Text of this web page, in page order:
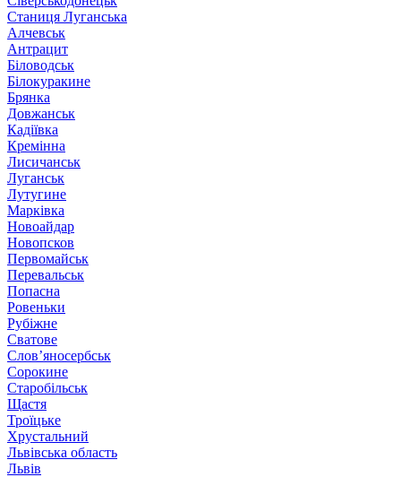
Станиця Луганська
Алчевськ
Антрацит
Біловодськ
Білокуракине
Брянка
Довжанськ
Кадіївка
Кремінна
Лисичанськ
Луганськ
Лутугине
Марківка
Новоайдар
Новопсков
Первомайськ
Перевальськ
Попасна
Ровеньки
Рубіжне
Сватове
Слов’яносербськ
Сорокине
Старобільськ
Щастя
Троїцьке
Хрустальний
Львівська область
Львів